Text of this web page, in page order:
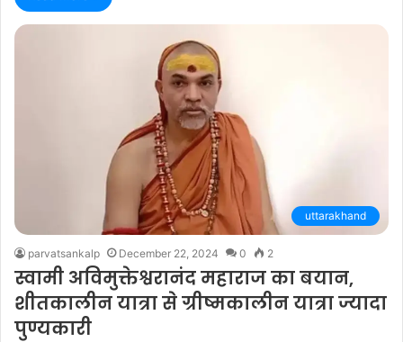
uttarakhand
parvatsankalp December 22, 2024 0 2
स्वामी अविमुक्तेश्वरानंद महाराज का बयान,
शीतकालीन यात्रा से ग्रीष्मकालीन यात्रा ज्यादा
पुण्यकारी